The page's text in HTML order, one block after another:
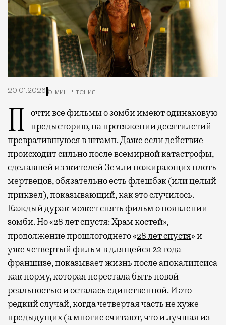
20.01.2026 5 мин. чтения
Почти все фильмы о зомби имеют одинаковую предысторию, на протяжении десятилетий
превратившуюся в штамп. Даже если действие
происходит сильно после всемирной катастрофы,
сделавшей из жителей Земли пожирающих плоть
мертвецов, обязательно есть флешбэк (или целый
приквел), показывающий, как это случилось.
Каждый дурак может снять фильм о появлении
зомби. Но «28 лет спустя: Храм костей»,
продолжение прошлогоднего «28 лет спустя» и
уже четвертый фильм в длящейся 22 года
франшизе, показывает жизнь после апокалипсиса
как норму, которая перестала быть новой
реальностью и осталась единственной. И это
редкий случай, когда четвертая часть не хуже
предыдущих (а многие считают, что и лучшая из